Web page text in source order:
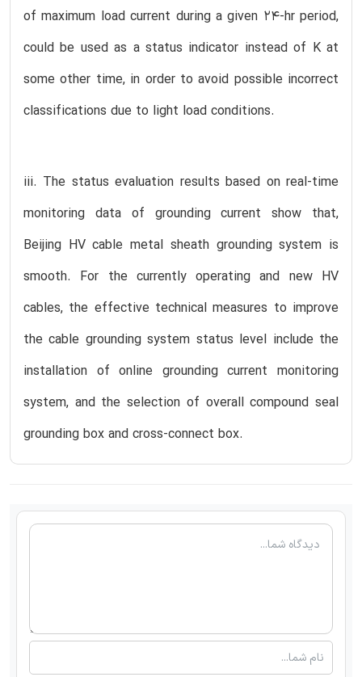
of maximum load current during a given 24-hr period,
could be used as a status indicator instead of K at
some other time, in order to avoid possible incorrect
classifications due to light load conditions.
iii. The status evaluation results based on real-time
monitoring data of grounding current show that,
Beijing HV cable metal sheath grounding system is
smooth. For the currently operating and new HV
cables, the effective technical measures to improve
the cable grounding system status level include the
installation of online grounding current monitoring
system, and the selection of overall compound seal
grounding box and cross-connect box.